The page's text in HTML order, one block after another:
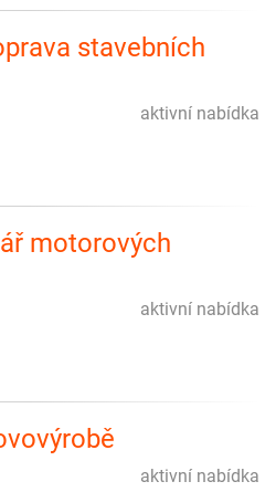
stavebních
aktivní nabídka
motorových
aktivní nabídka
aktivní nabídka